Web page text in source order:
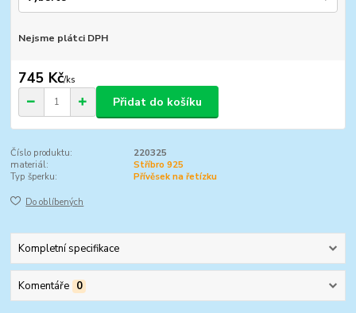
Nejsme plátci DPH
745 Kč/ks
Přidat do košíku
Číslo produktu:
220325
materiál:
Stříbro 925
Typ šperku:
Přívěsek na řetízku
Do oblíbených
Kompletní specifikace
Komentáře 0